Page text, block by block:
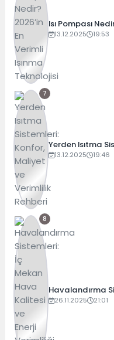
Isı Pompası
Teknolojisi
13.12.2025 19:53
7
Yerden Isıtma
Verimlilik Rehberi
13.12.2025 19:46
8
Havalandırma
Enerji Verimliliği
26.11.2025 21:01